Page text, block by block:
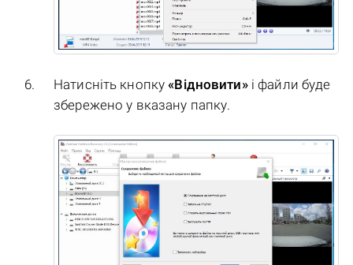
Натисніть кнопку«Відновити»і файли буде
збережено у вказану папку.